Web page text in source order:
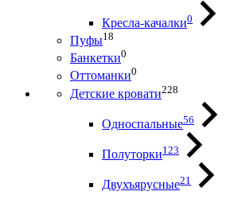
Кресла-качалки0
Пуфы18
Банкетки0
Оттоманки0
Детские кровати228
Односпальные56
Полуторки123
Двухъярусные21